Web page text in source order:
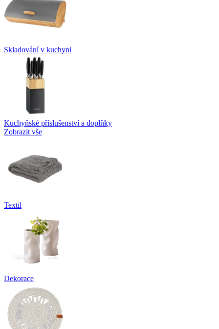
Skladování v kuchyni
Kuchyňské příslušenství a doplňky
Zobrazit vše
Textil
Dekorace